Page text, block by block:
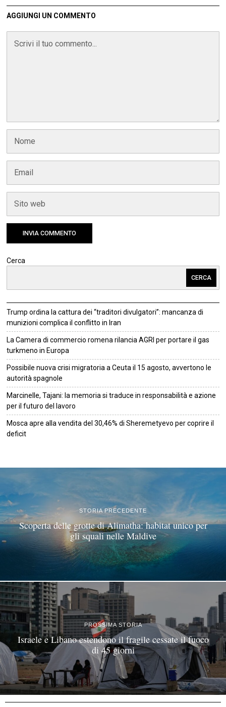
AGGIUNGI UN COMMENTO
Cerca
CERCA
Trump ordina la cattura dei “traditori divulgatori”: mancanza di
munizioni complica il conflitto in Iran
La Camera di commercio romena rilancia AGRI per portare il gas
turkmeno in Europa
Possibile nuova crisi migratoria a Ceuta il 15 agosto, avvertono le
autorità spagnole
Marcinelle, Tajani: la memoria si traduce in responsabilità e azione
per il futuro del lavoro
Mosca apre alla vendita del 30,46% di Sheremetyevo per coprire il
deficit
STORIA PRECEDENTE
Scoperta delle grotte di Alimatha: habitat unico per
gli squali nelle Maldive
PROSSIMA STORIA
Israele e Libano estendono il fragile cessate il fuoco
di 45 giorni